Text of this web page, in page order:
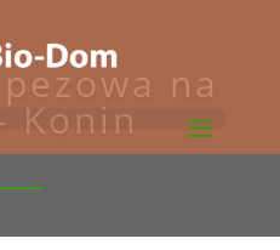
na
Konin